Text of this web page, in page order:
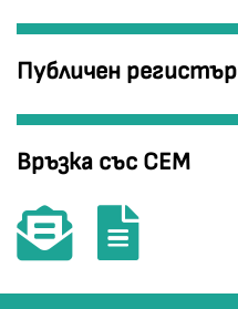
Публичен регистър
Връзка със СЕМ